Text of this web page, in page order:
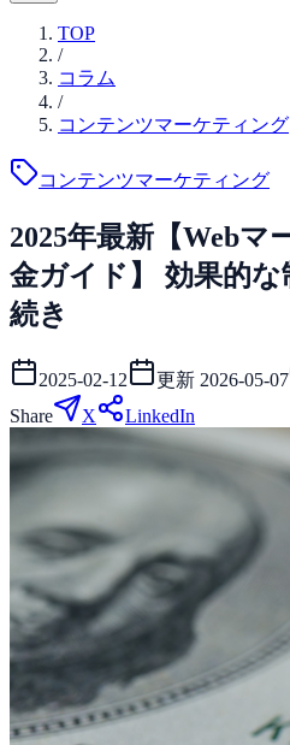
TOP
/
コラム
/
コンテンツマーケティング
コンテンツマーケティング
2025年最新【Webマ
金ガイド】 効果的
続き
2025-02-12 更新 2026-05-07
Share
X LinkedIn